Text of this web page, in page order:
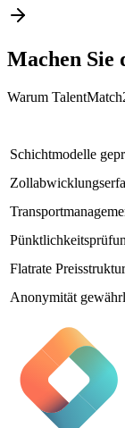
Machen Sie
Warum
Schichtmodelle
Flatrate Preisstruktur
Anonymität